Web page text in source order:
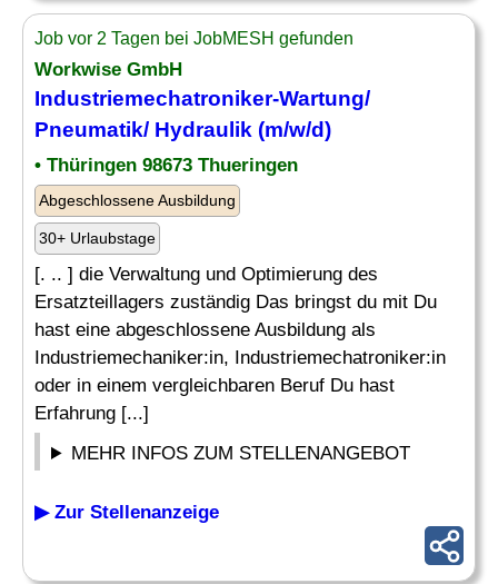
Job vor 2 Tagen bei JobMESH gefunden
Workwise GmbH
Industriemechatroniker-Wartung/
Pneumatik/ Hydraulik (m/w/d)
• Thüringen 98673 Thueringen
Abgeschlossene Ausbildung
30+ Urlaubstage
[. .. ] die Verwaltung und Optimierung des
Ersatzteillagers zuständig Das bringst du mit Du
hast eine abgeschlossene Ausbildung als
Industriemechaniker:in, Industriemechatroniker:in
oder in einem vergleichbaren Beruf Du hast
Erfahrung [...]
MEHR INFOS ZUM STELLENANGEBOT
▶ Zur Stellenanzeige